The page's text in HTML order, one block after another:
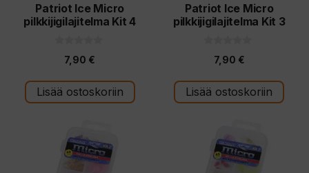
Patriot Ice Micro
pilkkijigilajitelma Kit 4
s
t
ä
7,90 €
Lisää ostoskoriin
Patriot Ice Micro
pilkkijigilajitelma Kit 3
s
t
ä
7,90 €
Lisää ostoskoriin